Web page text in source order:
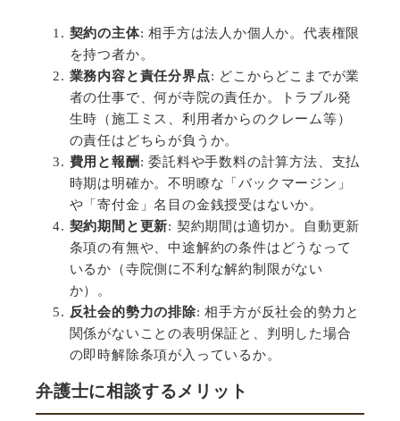
契約の主体:相手方は法人か個人か。代表権限
を持つ者か。
業務内容と責任分界点: どこからどこまでが業
者の仕事で、何が寺院の責任か。トラブル発
生時（施工ミス、利用者からのクレーム等）
の責任はどちらが負うか。
費用と報酬 :委託料や手数料の計算方法、支払
時期は明確か。不明瞭な「バックマージン」
や「寄付金」名目の金銭授受はないか。
契約期間と更新: 契約期間は適切か。自動更新
条項の有無や、中途解約の条件はどうなって
いるか（寺院側に不利な解約制限がない
か）。
反社会的勢力の排除:相手方が反社会的勢力と
関係がないことの表明保証と、判明した場合
の即時解除条項が入っているか。
弁護士に相談するメリット